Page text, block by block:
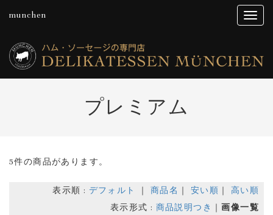
munchen
プレミアム
5件の商品があります。
表示順 : デフォルト 商品名 安い順
高い順
表示形式 : 商品説明つき 画像一覧